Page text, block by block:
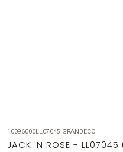
-20%OFF
10096000LL07045|GRANDECO
JACK 'N ROSE -